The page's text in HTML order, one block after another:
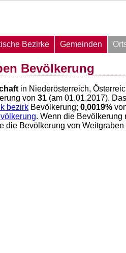
Bezirke Gemeinden
Bevölkerung
in Niederösterreich,
von 31 (am 01.01.2017).
bezirk Bevölkerung; 0,0019%
. Wenn die Bevölkerung
die Bevölkerung von Weitgraben